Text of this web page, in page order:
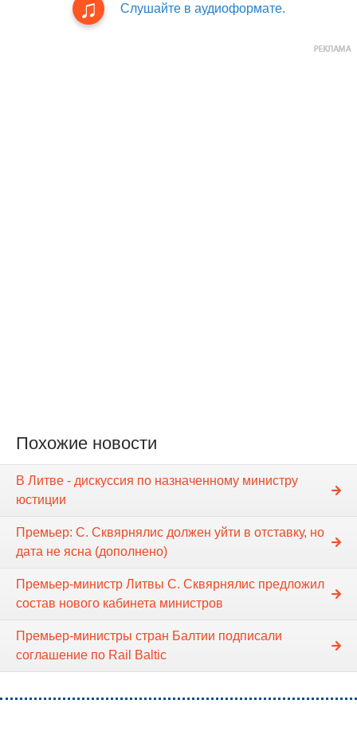
Слушайте в аудиоформате.
Похожие новости
В Литве - дискуссия по назначенному министру
юстиции
Премьер: С. Сквярнялис должен уйти в отставку, но
дата не ясна (дополнено)
Премьер-министр Литвы С. Сквярнялис предложил
состав нового кабинета министров
Премьер-министры стран Балтии подписали
соглашение по Rail Baltic